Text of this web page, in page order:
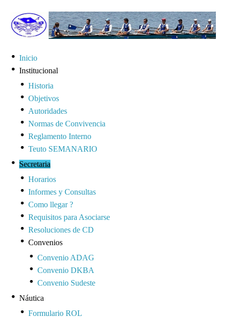
Inicio
Institucional
Historia
Objetivos
Autoridades
Normas de Convivencia
Reglamento Interno
Teuto SEMANARIO
Secretaria
Horarios
Informes y Consultas
Como llegar ?
Requisitos para Asociarse
Resoluciones de CD
Convenios
Convenio ADAG
Convenio DKBA
Convenio Sudeste
Náutica
Formulario ROL